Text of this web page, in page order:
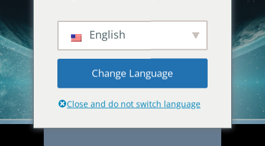
Alianzas celestiales
Que la paz reine en la Tierra y en el Universo
English
Change Language
Close and do not switch language